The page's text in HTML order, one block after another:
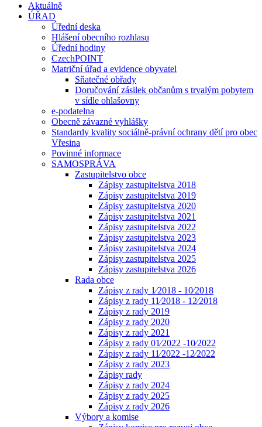
Aktuálně
ÚŘAD
Úřední deska
Hlášení obecního rozhlasu
Úřední hodiny
CzechPOINT
Matriční úřad a evidence obyvatel
Sňatečné obřady
Doručování zásilek občanům s trvalým pobytem
v sídle ohlašovny
e-podatelna
Obecně závazné vyhlášky
Standardy kvality sociálně-právní ochrany dětí pro obec
Vřesina
Povinné informace
SAMOSPRÁVA
Zastupitelstvo obce
Zápisy zastupitelstva 2018
Zápisy zastupitelstva 2019
Zápisy zastupitelstva 2020
Zápisy zastupitelstva 2021
Zápisy zastupitelstva 2022
Zápisy zastupitelstva 2023
Zápisy zastupitelstva 2024
Zápisy zastupitelstva 2025
Zápisy zastupitelstva 2026
Rada obce
Zápisy z rady 1⁄2018 - 10⁄2018
Zápisy z rady 11⁄2018 - 12⁄2018
Zápisy z rady 2019
Zápisy z rady 2020
Zápisy z rady 2021
Zápisy z rady 01⁄2022 -10⁄2022
Zápisy z rady 11⁄2022 -12⁄2022
Zápisy z rady 2023
Zápisy rady
Zápisy z rady 2024
Zápisy z rady 2025
Zápisy z rady 2026
Výbory a komise